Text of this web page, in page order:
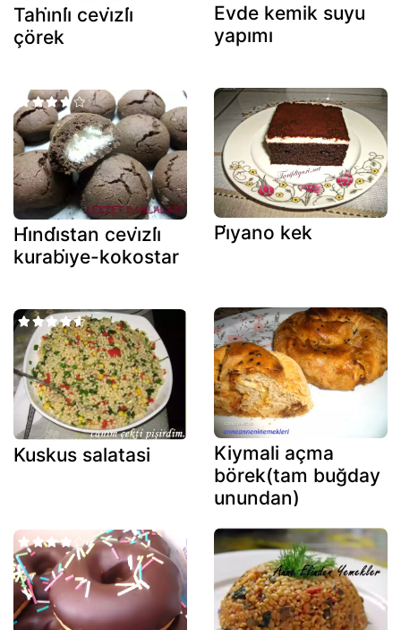
Tahi̇nli̇ cevi̇zli̇
çörek
Hi̇ndi̇stan cevi̇zli̇
kurabi̇ye-kokostar
Kuskus salatasi
Evde kemik suyu
yapımı
Pi̇yano kek
Kiymali açma
börek(tam buğday
unundan)